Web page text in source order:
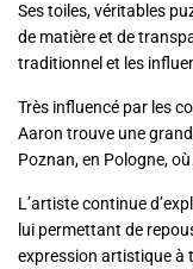
Ses toiles, véritables
de matière et de
traditionnel et les
Très influencé par les
Aaron trouve une
Poznan, en Pologne,
L’artiste continue
lui permettant de
expression artistique à